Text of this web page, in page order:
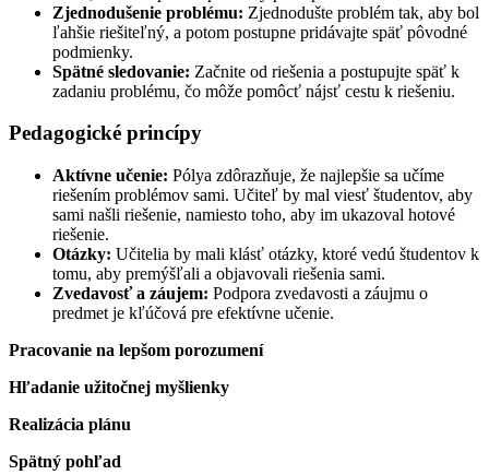
Zjednodušenie problému: Zjednodušte problém tak, aby bol
ľahšie riešiteľný, a potom postupne pridávajte späť pôvodné
podmienky.
Spätné sledovanie: Začnite od riešenia a postupujte späť k
zadaniu problému, čo môže pomôcť nájsť cestu k riešeniu.
Pedagogické princípy
Aktívne učenie: Pólya zdôrazňuje, že najlepšie sa učíme
riešením problémov sami. Učiteľ by mal viesť študentov, aby
sami našli riešenie, namiesto toho, aby im ukazoval hotové
riešenie.
Otázky: Učitelia by mali klásť otázky, ktoré vedú študentov k
tomu, aby premýšľali a objavovali riešenia sami.
Zvedavosť a záujem: Podpora zvedavosti a záujmu o
predmet je kľúčová pre efektívne učenie.
Pracovanie na lepšom porozumení
Hľadanie užitočnej myšlienky
Realizácia plánu
Spätný pohľad